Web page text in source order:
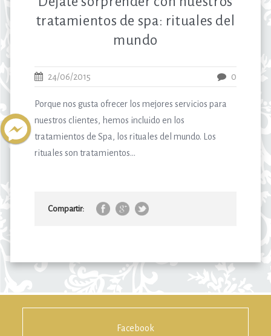
tratamientos de spa: rituales del
mundo
24/06/2015 0
Porque nos gusta ofrecer los mejores servicios para
nuestros clientes, hemos incluido en los
tratamientos de Spa, los rituales del mundo. Los
rituales son tratamientos...
Compartir:
Facebook